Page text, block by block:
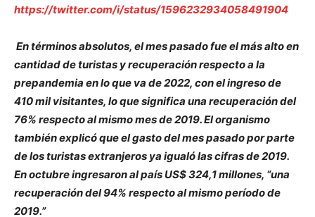
https://twitter.com/i/status/1596232934058491904
En términos absolutos, el mes pasado fue el más alto en
cantidad de turistas y recuperación respecto a la
prepandemia en lo que va de 2022, con el ingreso de
410 mil visitantes, lo que significa una recuperación del
76% respecto al mismo mes de 2019. El organismo
también explicó que el gasto del mes pasado por parte
de los turistas extranjeros ya igualó las cifras de 2019.
En octubre ingresaron al país US$ 324,1 millones, “una
recuperación del 94% respecto al mismo período de
2019.”